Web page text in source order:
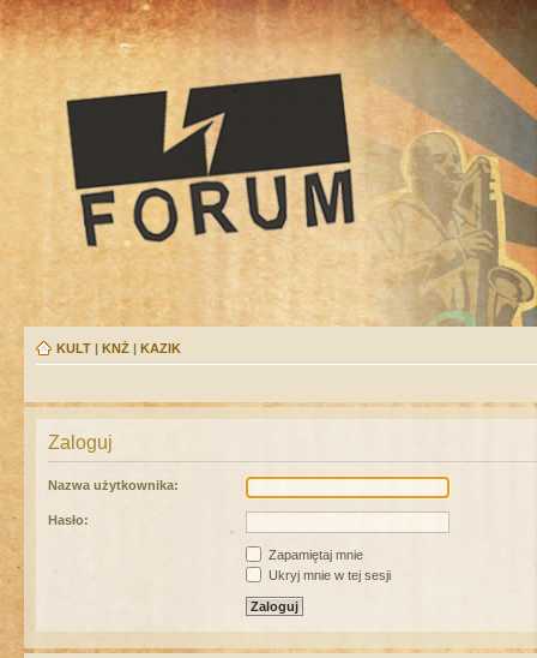
KULT | KNŻ | KAZIK
Zaloguj
Nazwa użytkownika:
Hasło:
Zapamiętaj mnie
Ukryj mnie w tej sesji